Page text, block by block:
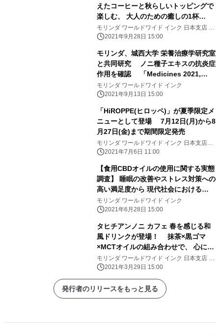
えたコーヒーと秋らしいトッピングで
楽しむ、 大人のための癒しの1杯
「MCTオイル入りアイスチョコレート
ラテ／ ホットキャラメルラテ」 秋の
(火)から11月26日(金)まで期間限定発
売
モリンダ ワールドワイド インク 日本支店 タ
ヒチアンノニ カフェ
2021年9月28日 15:00
モリンダ、城西大学 栄養治療学研究室
と共同研究 ノニ種子エキスの抗炎症
作用を確認 「Medicines 2021,
8(8), 43;」誌に掲載
モリンダ ワールドワイド インク
2021年9月13日 15:00
「HiROPPE(ヒロッペ)」が夏季限定メ
ニューとして登場 7月12日(月)から8
月27日(金)まで期間限定発売
モリンダ ワールドワイド インク 日本支店
タヒチアンノニ カフェ
2021年7月6日 11:00
【食用CBDオイルの使用に関する実態
調査】 睡眠の改善やストレス対策への
高い満足度から 現代社会における
QOL向上への有効性と安全性を確認
第21回日本抗加齢医学会総会で発表
モリンダ ワールドワイド インク
2021年6月28日 15:00
タヒチアンノニ カフェ 春を感じる和
風ドリンクが登場！ 抹茶×黒ゴマ
×MCTオイルの組み合わせで、 心にも
カラダにも優しい1杯 「MCTオイル
入り くろごまっちゃ」が春の限定メニ
ューとして登場 4月1日(木)から4月
30日(金)まで期間限定発売
モリンダ ワールドワイド インク 日本支店 タ
ヒチアンノニ カフェ
2021年3月29日 15:00
発行者のリリースをもっと見る